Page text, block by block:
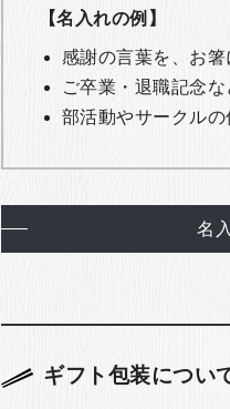
【名入れの例】
感謝の言葉を、お箸
ご卒業・退職記念な
部活動やサークル
名
ギフト包装につい